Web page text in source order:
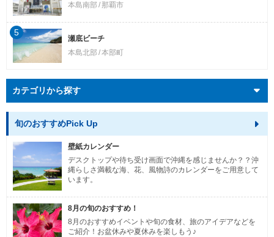
本島南部
那覇市
瀬底ビーチ
本島北部 本部町
5
カテゴリから探す
旬のおすすめPick Up
壁紙カレンダー
デスクトップや待ち受け画面で沖縄を感じませんか？？沖
縄らしさ満載な海、花、風物詩のカレンダーをご用意して
います。
8月の旬のおすすめ！
8月のおすすめイベントや旬の食材、旅のアイデアなどを
ご紹介！お盆休みや夏休みを楽しもう♪